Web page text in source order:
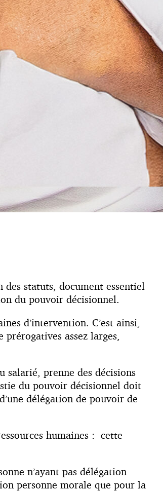
statuts, document essentiel
du pouvoir décisionnel.
d’intervention. C’est ainsi,
assez larges,
salarié, prenne des décisions
du pouvoir décisionnel doit
délégation de pouvoir de
humaines : cette
n’ayant pas délégation
personne morale que pour la